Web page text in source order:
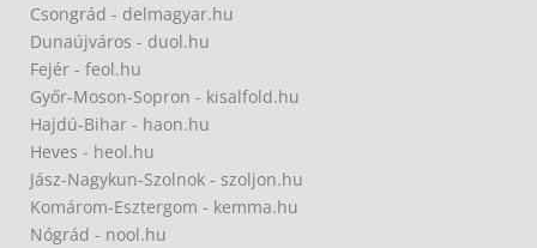
Csongrád - delmagyar.hu
Dunaújváros - duol.hu
Fejér - feol.hu
Győr-Moson-Sopron - kisalfold.hu
Hajdú-Bihar - haon.hu
Heves - heol.hu
Jász-Nagykun-Szolnok - szoljon.hu
Komárom-Esztergom - kemma.hu
Nógrád - nool.hu